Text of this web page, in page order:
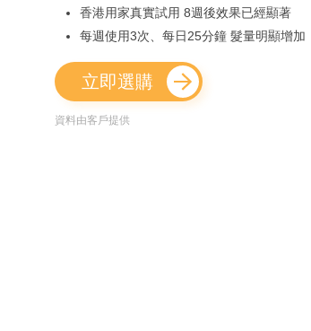
香港用家真實試用 8週後效果已經顯著
每週使用3次、每日25分鐘 髮量明顯增加
立即選購
資料由客戶提供